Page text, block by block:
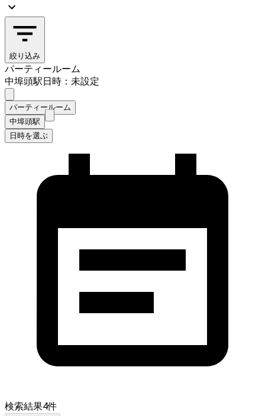
絞り込み
パーティールーム
中埠頭駅日時：未設定
パーティールーム
中埠頭駅
日時を選ぶ
検索結果4件